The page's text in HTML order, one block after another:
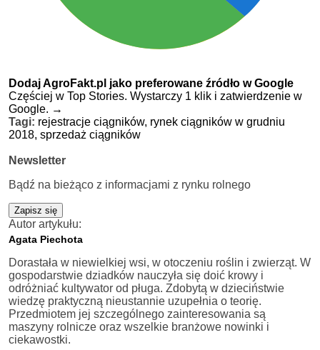
Dodaj AgroFakt.pl jako preferowane źródło w Google
Częściej w Top Stories. Wystarczy 1 klik i zatwierdzenie w
Google. →
Tagi: rejestracje ciągników, rynek ciągników w grudniu
2018, sprzedaż ciągników
Newsletter
Bądź na bieżąco z informacjami z rynku rolnego
Zapisz się
Autor artykułu:
Agata Piechota
Dorastała w niewielkiej wsi, w otoczeniu roślin i zwierząt. W
gospodarstwie dziadków nauczyła się doić krowy i
odróżniać kultywator od pługa. Zdobytą w dzieciństwie
wiedzę praktyczną nieustannie uzupełnia o teorię.
Przedmiotem jej szczególnego zainteresowania są
maszyny rolnicze oraz wszelkie branżowe nowinki i
ciekawostki.